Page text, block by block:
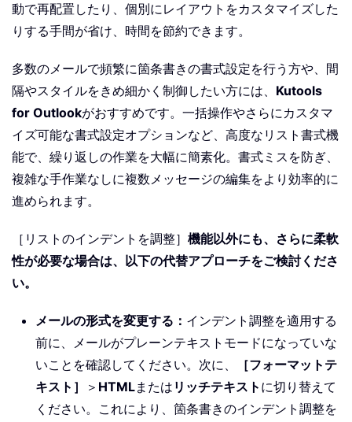
動で再配置したり、個別にレイアウトをカスタマイズした
りする手間が省け、時間を節約できます。
多数のメールで頻繁に箇条書きの書式設定を行う方や、間
隔やスタイルをきめ細かく制御したい方には、 Kutools
for Outlookがおすすめです。一括操作やさらにカスタマ
イズ可能な書式設定オプションなど、高度なリスト書式機
能で、繰り返しの作業を大幅に簡素化。書式ミスを防ぎ、
複雑な手作業なしに複数メッセージの編集をより効率的に
進められます。
［リストのインデントを調整］ 機能以外にも、さらに柔軟
性が必要な場合は、以下の代替アプローチをご検討くださ
い。
メールの形式を変更する： インデント調整を適用する
前に、メールがプレーンテキストモードになっていな
いことを確認してください。次に、
［フォーマットテ
キスト］
＞ HTMLまたは リッチテキスト に切り替えて
ください。これにより、箇条書きのインデント調整を